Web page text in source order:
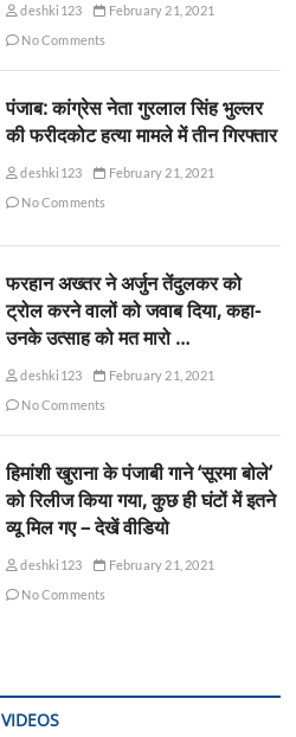
deshki123
February 21, 2021
No Comments
पंजाब: कांग्रेस नेता गुरलाल सिंह भुल्लर
की फरीदकोट हत्या मामले में तीन गिरफ्तार
deshki123
February 21, 2021
No Comments
फरहान अख्तर ने अर्जुन तेंदुलकर को
ट्रोल करने वालों को जवाब दिया, कहा-
उनके उत्साह को मत मारो …
deshki123
February 21, 2021
No Comments
हिमांशी खुराना के पंजाबी गाने ‘सूरमा बोले’
को रिलीज किया गया, कुछ ही घंटों में इतने
व्यू मिल गए – देखें वीडियो
deshki123
February 21, 2021
No Comments
VIDEOS